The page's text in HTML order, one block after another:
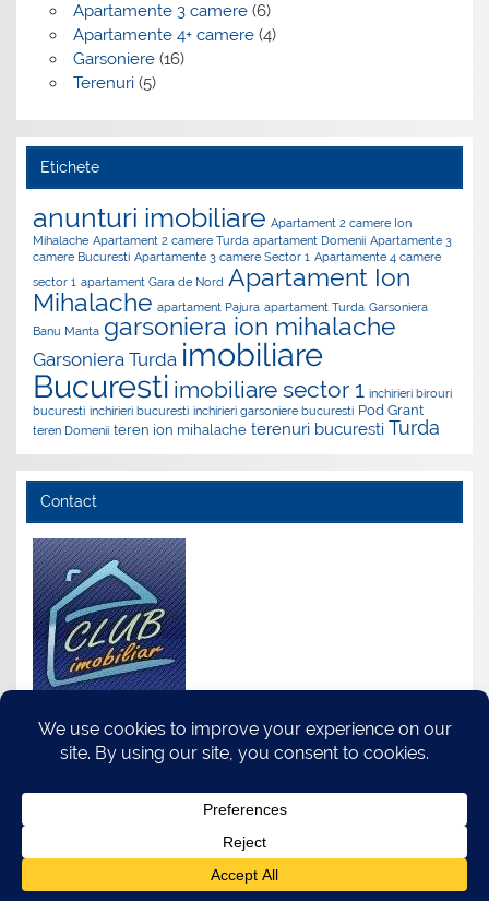
Apartamente 3 camere(6)
Apartamente 4+ camere(4)
Garsoniere(16)
Terenuri(5)
Etichete
anunturi imobiliare Apartament 2 camere Ion
Mihalache Apartament 2 camere Turda apartament Domenii Apartamente 3
camere Bucuresti Apartamente 3 camere Sector 1 Apartamente 4 camere
sector 1 apartament Gara de Nord Apartament Ion
Mihalache apartament Pajura apartament Turda Garsoniera
Banu Manta garsoniera ion mihalache
Garsoniera Turda imobiliare
Bucuresti imobiliare sector 1 inchirieri birouri
bucuresti inchirieri bucuresti inchirieri garsoniere bucuresti Pod Grant
teren Domenii teren ion mihalache terenuri bucuresti Turda
Contact
Adresa: Str.Turda Nr.118, Sector 1, Bucuresti
Tel.:0735.511.035